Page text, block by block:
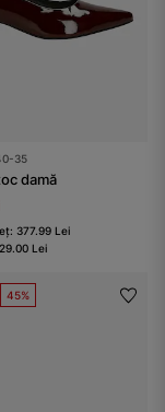
35
damă
377.99 Lei
Lei
45%